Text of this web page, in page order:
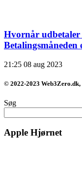
Hvornår
Betalingsmåneden
21:25 08 aug 2023
© 2022-2023
Søg
Apple Hjørnet